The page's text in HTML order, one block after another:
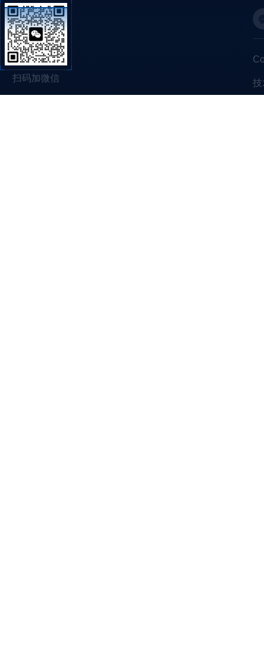
扫码加微信 技